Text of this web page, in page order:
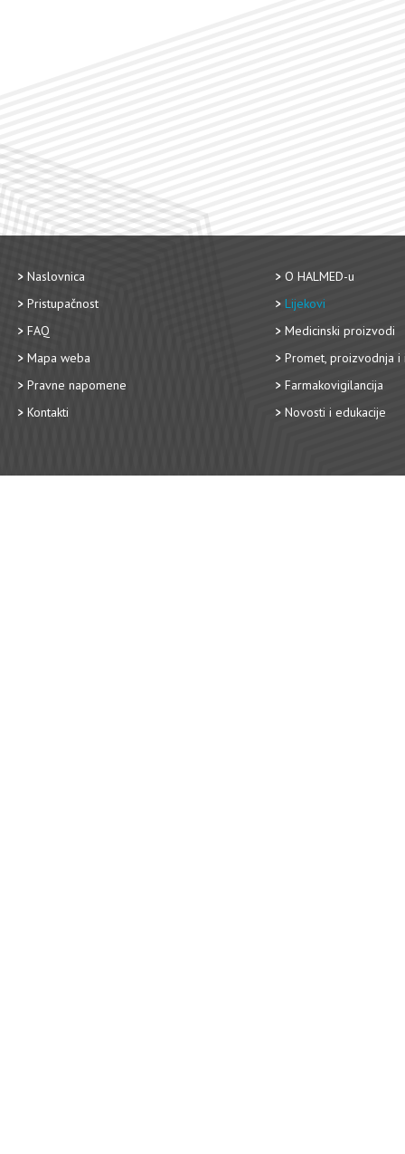
Naslovnica
Pristupačnost
FAQ
Mapa weba
Pravne napomene
Kontakti
O HALMED-u
Lijekovi
Medicinski proizvodi
Promet, proizvodnja i
Farmakovigilancija
Novosti i edukacije